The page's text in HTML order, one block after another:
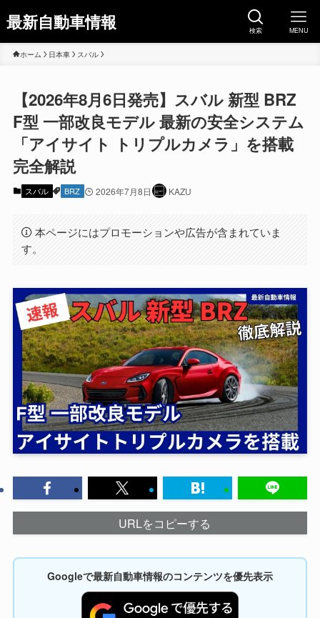
最新自動車情報 検索 MENU
ホーム 日本車 スバル
【2026年8月6日発売】スバル 新型 BRZ
F型 一部改良モデル 最新の安全システム
「アイサイト トリプルカメラ」を搭載
完全解説
スバル BRZ 2026年7月8日 KAZU
本ページにはプロモーションや広告が含まれていま
す。
URLをコピーする
Googleで最新自動車情報のコンテンツを優先表示